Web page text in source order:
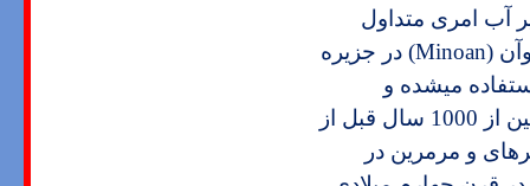
آب امری متداول
(Minoan) در جزیره
می­شده و
شیرهای نصب شده از جنس سنگ مرمر و طلا و نقره بوده است همچنین از 1000 سال قبل از
و مرمرین در